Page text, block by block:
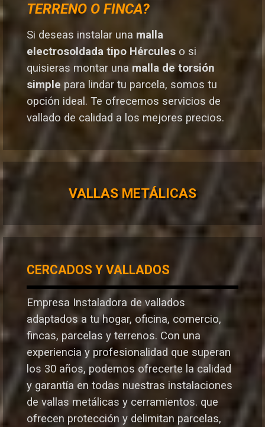
TERRENO O FINCA?
Si deseas instalar una malla
electrosoldada tipo Hércules o si
quisieras montar una malla de torsión
simple para lindar tu parcela, somos tu
opción ideal. Te ofrecemos servicios de
vallado de calidad a los mejores precios.
VALLAS METÁLICAS
CERCADOS Y VALLADOS
Empresa Instaladora de vallados
adaptados a tu hogar, oficina, comercio,
fincas, parcelas y terrenos. Con una
experiencia y profesionalidad que superan
los 30 años, podemos ofrecerte la calidad
y garantía en todas nuestras instalaciones
de vallas metálicas y cerramientos. que
ofrecen protección y delimitan parcelas,